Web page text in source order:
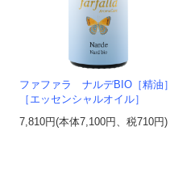
ファファラ ナルデBIO［精油］
［エッセンシャルオイル］
7,810円(本体7,100円、税710円)